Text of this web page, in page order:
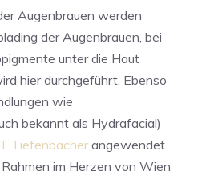
Augenbrauen werden
der Augenbrauen, bei
unter die Haut
hier durchgeführt. Ebenso
wie
bekannt als Hydrafacial)
Tiefenbacher angewendet.
im Herzen von Wien